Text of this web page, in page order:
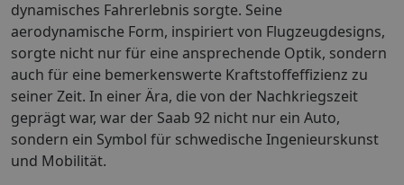
dynamisches Fahrerlebnis sorgte. Seine
aerodynamische Form, inspiriert von Flugzeugdesigns,
sorgte nicht nur für eine ansprechende Optik, sondern
auch für eine bemerkenswerte Kraftstoffeffizienz zu
seiner Zeit. In einer Ära, die von der Nachkriegszeit
geprägt war, war der Saab 92 nicht nur ein Auto,
sondern ein Symbol für schwedische Ingenieurskunst
und Mobilität.